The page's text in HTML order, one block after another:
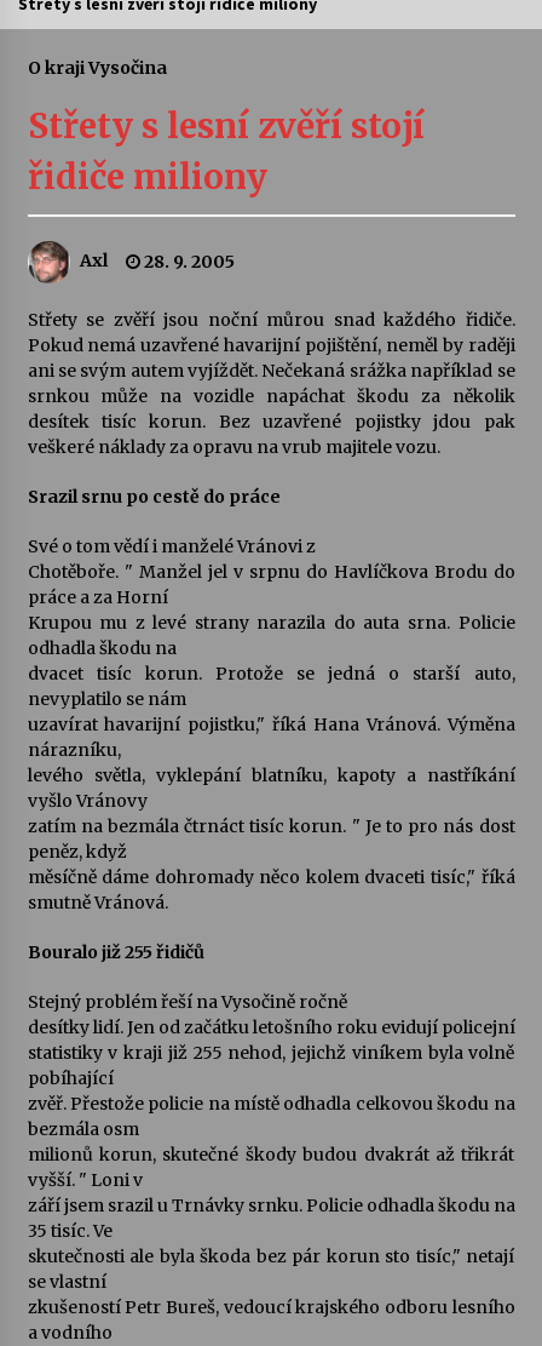
Sukuba Ensemble
Vernisáž výstavy Josefíny Duškové: Stávám se
kapkou
30. 7. 2026
Veselí muzikanti
Pozvánka na integrační festival Quijotova
šedesátka: 28. 7.–1. 8. 2026
28. 7. 2026
Jenakaši
Votavžatský ploty
23. 7. 2026
Letní koncerty ve Stromovce: Rufus Miller
22. 7. 2026
14. 7. 2026
Za kulturou kousek za Humpolec. V Želivě ožije
odkaz Josefa Čapka
Varhanní recitál Michala Novenka v Klášteře
Želiv
Petr Adamec – Malovaný svět
O kraji Vysočina
Střety s lesní zvěří stojí
řidiče miliony
Axl 28. 9. 2005
Střety se zvěří jsou noční můrou snad každého řidiče.
Pokud nemá uzavřené havarijní pojištění, neměl by raději
ani se svým autem vyjíždět. Nečekaná srážka například se
srnkou může na vozidle napáchat škodu za několik
desítek tisíc korun. Bez uzavřené pojistky jdou pak
veškeré náklady za opravu na vrub majitele vozu.
Srazil srnu po cestě do práce
Své o tom vědí i manželé Vránovi z
Chotěboře. " Manžel jel v srpnu do Havlíčkova Brodu do
práce a za Horní
Krupou mu z levé strany narazila do auta srna. Policie
odhadla škodu na
dvacet tisíc korun. Protože se jedná o starší auto,
nevyplatilo se nám
uzavírat havarijní pojistku," říká Hana Vránová. Výměna
nárazníku,
levého světla, vyklepání blatníku, kapoty a nastříkání
vyšlo Vránovy
zatím na bezmála čtrnáct tisíc korun. " Je to pro nás dost
peněz, když
měsíčně dáme dohromady něco kolem dvaceti tisíc," říká
smutně Vránová.
Bouralo již 255 řidičů
Stejný problém řeší na Vysočině ročně
desítky lidí. Jen od začátku letošního roku evidují policejní
statistiky v kraji již 255 nehod, jejichž viníkem byla volně
pobíhající
zvěř. Přestože policie na místě odhadla celkovou škodu na
bezmála osm
milionů korun, skutečné škody budou dvakrát až třikrát
vyšší. " Loni v
září jsem srazil u Trnávky srnku. Policie odhadla škodu na
35 tisíc. Ve
skutečnosti ale byla škoda bez pár korun sto tisíc," netají
se vlastní
zkušeností Petr Bureš, vedoucí krajského odboru lesního
a vodního